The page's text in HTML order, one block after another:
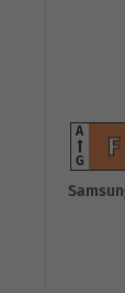
F
A
G